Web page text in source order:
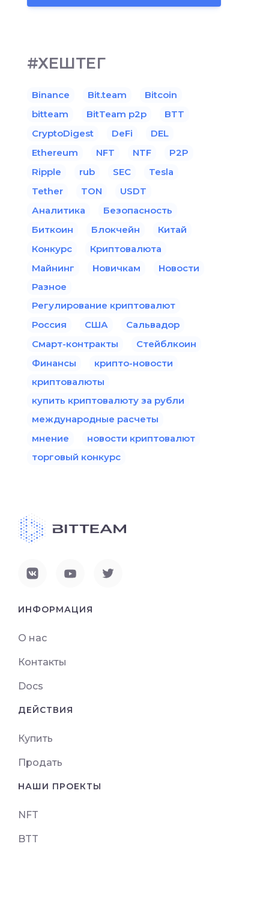
#ХЕШТЕГ
Binance Bit.team
Bitcoin
bitteam
BitTeam p2p
BTT
CryptoDigest
DeFi
DEL
Ethereum
NFT NTF
P2P
Ripple
rub SEC
Tesla
Tether
TON
USDT
Аналитика
Безопасность
Биткоин
Блокчейн
Китай
Конкурс
Криптовалюта
Майнинг
Новичкам
Новости
Разное
Регулирование криптовалют
Россия
США
Сальвадор
Смарт-контракты
Стейблкоин
Финансы
крипто-новости
криптовалюты
купить криптовалюту за рубли
международные расчеты
мнение
новости криптовалют
торговый конкурс
ИНФОРМАЦИЯ
О нас
Контакты
Docs
ДЕЙСТВИЯ
Купить
Продать
НАШИ ПРОЕКТЫ
NFT
BTT